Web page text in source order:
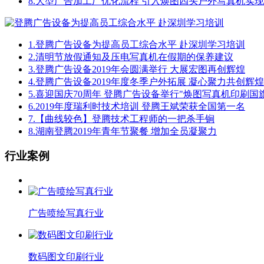
1.登腾广告设备为提高员工综合水平 赴深圳学习培训
2.清明节放假通知及压电写真机在假期的保养建议
3.登腾广告设备2019年会圆满举行 大展宏图再创辉煌
4.登腾广告设备2019年度冬季户外拓展 凝心聚力共创辉煌
5.喜迎国庆70周年 登腾广告设备举行"焕图写真机印刷国
6.2019年度瑞利时技术培训 登腾王斌荣获全国第一名
7. 【曲线较色】登腾技术工程师的一把杀手锏
8.湖南登腾2019年青年节聚餐 增加全员凝聚力
行业案例
广告喷绘写真行业
数码图文印刷行业